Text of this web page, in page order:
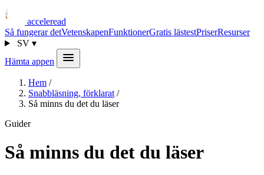
acceleread
Så fungerar detVetenskapenFunktionerGratis lästestPriserResurser
SV ▾
Hämta appen
Hem /
Snabbläsning, förklarat /
Så minns du det du läser
Guider
Så minns du det du läser